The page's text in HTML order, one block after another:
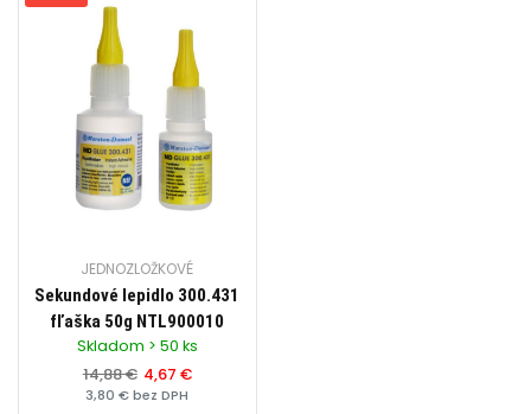
JEDNOZLOŽKOVÉ
Sekundové lepidlo 300.431
fľaška 50g NTL900010
Skladom > 50 ks
14,88 € 4,67 €
3,80 € bez DPH